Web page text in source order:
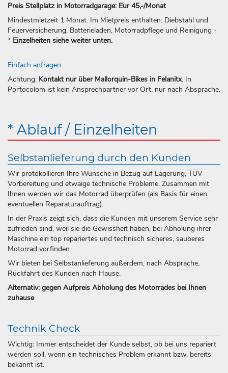
Preis Stellplatz in Motorradgarage: Eur 45,-/Monat
Mindestmietzeit 1 Monat. Im Mietpreis enthalten: Diebstahl und
Feuerversicherung, Batterieladen, Motorradpflege und Reinigung -
* Einzelheiten siehe weiter unten.
Einfach anfragen
Achtung: Kontakt nur über Mallorquin-Bikes in Felanitx. In
Portocolom ist kein Ansprechpartner vor Ort, nur nach Absprache.
* Ablauf / Einzelheiten
Selbstanlieferung durch den Kunden
Wir protokollieren Ihre Wünsche in Bezug auf Lagerung, TÜV-
Vorbereitung und etwaige technische Probleme. Zusammen mit
Ihnen werden wir das Motorrad überprüfen (als Basis für einen
eventuellen Reparaturauftrag).
In der Praxis zeigt sich, dass die Kunden mit unserem Service sehr
zufrieden sind, weil sie die Gewissheit haben, bei Abholung ihrer
Maschine ein top repariertes und technisch sicheres, sauberes
Motorrad vorfinden.
Wir bieten bei Selbstanlieferung außerdem, nach Absprache,
Rückfahrt des Kunden nach Hause.
Alternativ: gegen Aufpreis Abholung des Motorrades bei Ihnen
zuhause
Technik Check
Wichtig: Immer entscheidet der Kunde selbst, ob bei uns repariert
werden soll, wenn ein technisches Problem erkannt bzw. bereits
bekannt ist.